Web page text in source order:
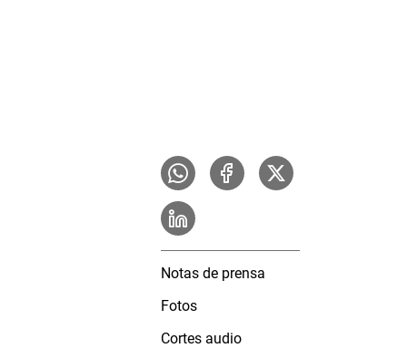
Notas de prensa
Fotos
Cortes audio